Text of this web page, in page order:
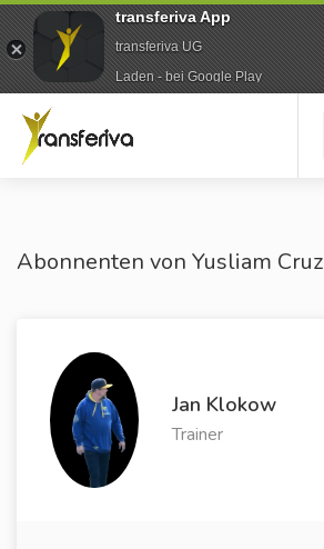
Abonnenten von Yusliam Cruz
Jan Klokow
Trainer
transferiva App
transferiva UG
Laden - bei Google Play